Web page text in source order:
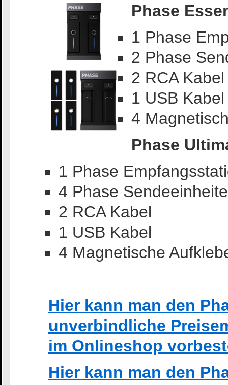
Phase
1 Phase
2 Phase
2 RCA Kabel
1 USB Kabel
4
Phase
1 Phase
4 Phase
2 RCA Kabel
1 USB Kabel
4 Magnetische
Hier kann man den
unverbindliche
im Onlineshop
Hier kann man den